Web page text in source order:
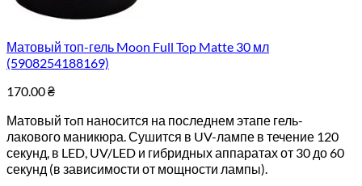
Матовый топ-гель Moon Full Top Matte 30 мл
(5908254188169)
170.00₴
Матовый тoп наносится на последнем этапе гель-
лакового маникюра. Сушится в UV-лампе в течение 120
секунд, в LED, UV/LED и гибридных аппаратах от 30 до 60
секунд (в зависимости от мощности лампы).